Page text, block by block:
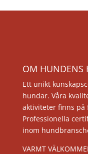
OM HUNDENS
Ett unikt
hundar. Våra
aktiviteter finns på
Professionella
inom
VARMT